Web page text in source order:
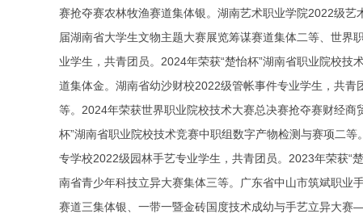
赛抢夺赛农林牧渔赛道集体银。湖南艺术职业学院2022级
届湖南省大学生文物主题大赛展览筹谋赛道集体二等、世
业学生，共青团员。2024年荣获“楚怡杯”湖南省职业院校
道集体金。湖南省幼沙财校2022级管帐事件专业学生，共
等。2024年荣获世界职业院校技术大赛总决赛抢夺赛财经
杯”湖南省职业院校技术竞赛中职组数字产物检测与赛项二
专学校2022级园林手艺专业学生，共青团员。2023年荣获“
南省青少年科技立异大赛集体三等。广东省中山市筑斌职业
赛道三集体银、一带一暨金砖国度技术成幼与手艺立异大